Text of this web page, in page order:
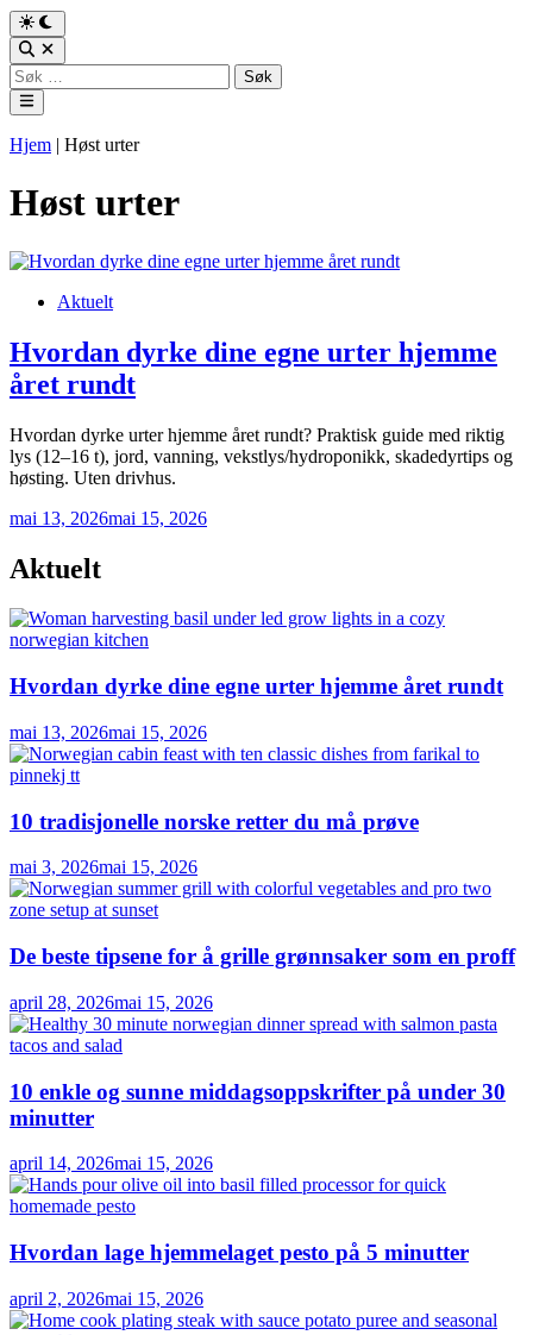
Switch
to
dark
mode
Open
Search
Søk
etter:
Main
Menu
Hjem | Høst urter
Høst urter
Posted Aktuelt
Hvordan dyrke dine egne urter hjemme
året rundt
Hvordan dyrke urter hjemme året rundt? Praktisk guide med riktig
lys (12–16 t), jord, vanning, vekstlys/hydroponikk, skadedyrtips og
høsting. Uten drivhus.
mai 13, 2026mai 15, 2026
Aktuelt
Hvordan dyrke dine egne urter hjemme året rundt
mai 13, 2026mai 15, 2026
10 tradisjonelle norske retter du må prøve
mai 3, 2026mai 15, 2026
De beste tipsene for å grille grønnsaker som en proff
april 28, 2026mai 15, 2026
10 enkle og sunne middagsoppskrifter på under 30
minutter
april 14, 2026mai 15, 2026
Hvordan lage hjemmelaget pesto på 5 minutter
april 2, 2026mai 15, 2026